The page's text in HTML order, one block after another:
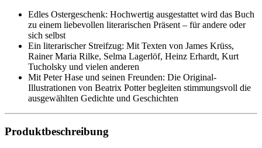
Edles Ostergeschenk: Hochwertig ausgestattet wird das Buch
zu einem liebevollen literarischen Präsent – für andere oder
sich selbst
Ein literarischer Streifzug: Mit Texten von James Krüss,
Rainer Maria Rilke, Selma Lagerlöf, Heinz Erhardt, Kurt
Tucholsky und vielen anderen
Mit Peter Hase und seinen Freunden: Die Original-
Illustrationen von Beatrix Potter begleiten stimmungsvoll die
ausgewählten Gedichte und Geschichten
Produktbeschreibung